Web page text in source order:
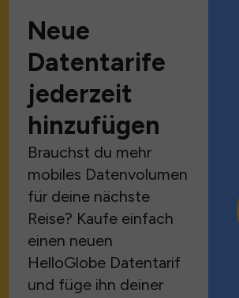
Neue
Datentarife
jederzeit
hinzufügen
Brauchst du mehr
mobiles Datenvolumen
für deine nächste
Reise? Kaufe einfach
einen neuen
HelloGlobe Datentarif
und füge ihn deiner